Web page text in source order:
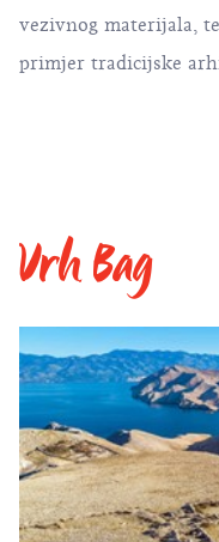
vezivnog materijala,
primjer tradicijske
Vrh Bag